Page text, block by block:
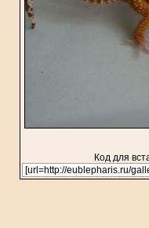
Код для